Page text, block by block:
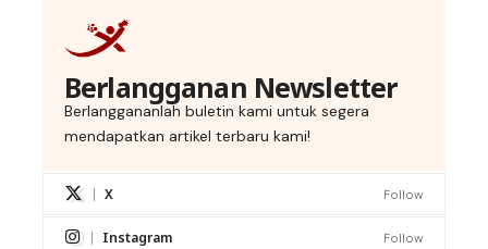
Berlangganan Newsletter
Berlanggananlah buletin kami untuk segera
mendapatkan artikel terbaru kami!
X Follow
Instagram Follow